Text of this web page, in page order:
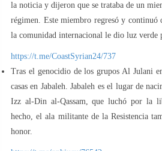
la noticia y dijeron que se trataba de un
régimen. Este miembro regresó y continuó
la comunidad internacional le dio luz verde
https://t.me/CoastSyrian24/737
Tras el genocidio de los grupos Al Julani
casas en Jabaleh. Jabaleh es el lugar de
Izz al-Din al-Qassam, que luchó por la
hecho, el ala militante de la Resistencia
honor.